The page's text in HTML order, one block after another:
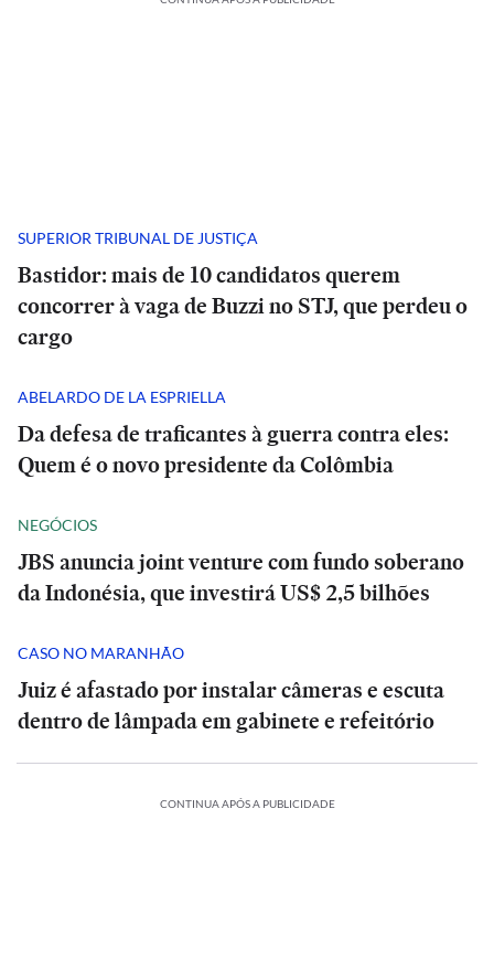
SUPERIOR TRIBUNAL DE JUSTIÇA
Bastidor: mais de 10 candidatos querem
concorrer à vaga de Buzzi no STJ, que perdeu o
cargo
ABELARDO DE LA ESPRIELLA
Da defesa de traficantes à guerra contra eles:
Quem é o novo presidente da Colômbia
NEGÓCIOS
JBS anuncia joint venture com fundo soberano
da Indonésia, que investirá US$ 2,5 bilhões
CASO NO MARANHÃO
Juiz é afastado por instalar câmeras e escuta
dentro de lâmpada em gabinete e refeitório
CONTINUA APÓS A PUBLICIDADE